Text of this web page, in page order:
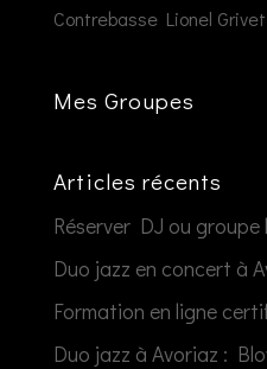
Contrebasse Lionel
Mes Groupes
Articles récents
Réserver DJ ou groupe
Duo jazz en concert à
Formation en ligne
Duo jazz à Avoriaz :